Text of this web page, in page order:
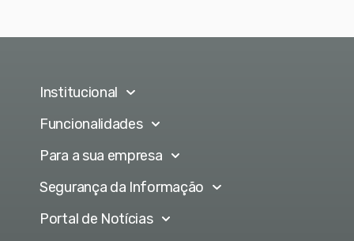
Institucional
Funcionalidades
Para a sua empresa
Segurança da Informação
Portal de Notícias